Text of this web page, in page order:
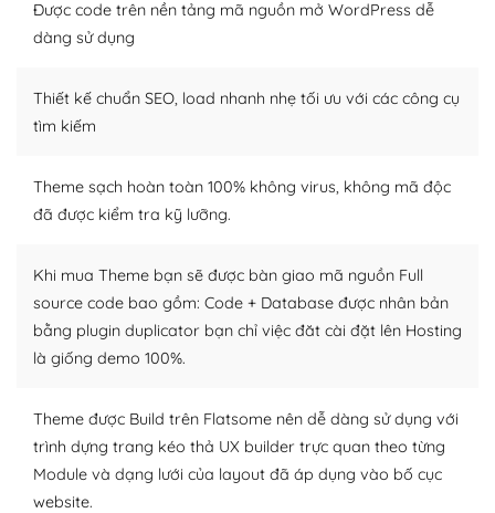
tìm kiếm chúng trên Internet hoặc nhờ chuyên gia.
Dễ dàng tùy chỉnh trên WordPress
– Sở hữu một cộng đồng lớn, sẵn sàng hỗ trợ
người cuồng tín WordPress.
kiếm những cộng đồng WordPress, họ sẽ giúp bạn trả
lời, giải đáp vấn đề của bạn.
Cộng đồng sử dụng WordPress sẵn sàng hỗ trợ bạn
Plugin mở rộng là thành phần cài đặt thêm vào
WordPress để tăng thêm các tính năng cần thiết. Có
nhiều plugin trả phí hoặc miễn phí.
Được code trên nền tảng mã nguồn mở WordPress dễ
dàng sử dụng
Thiết kế chuẩn SEO, load nhanh nhẹ tối ưu với các công cụ
tìm kiếm
Theme sạch hoàn toàn 100% không virus, không mã độc
đã được kiểm tra kỹ lưỡng.
Khi mua Theme bạn sẽ được bàn giao mã nguồn Full
source code bao gồm: Code + Database được nhân bản
bằng plugin duplicator bạn chỉ việc đăt cài đặt lên Hosting
là giống demo 100%.
Theme được Build trên Flatsome nên dễ dàng sử dụng với
trình dựng trang kéo thả UX builder trực quan theo từng
Module và dạng lưới của layout đã áp dụng vào bố cục
website.